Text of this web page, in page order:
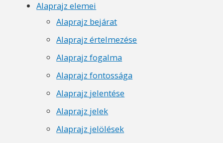
Alaprajz elemei
Alaprajz bejárat
Alaprajz értelmezése
Alaprajz fogalma
Alaprajz fontossága
Alaprajz jelentése
Alaprajz jelek
Alaprajz jelölések